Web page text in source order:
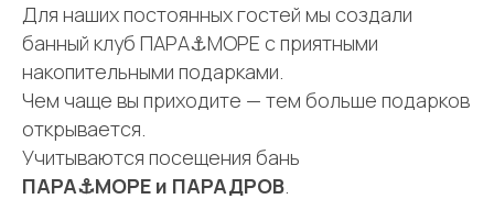
Для наших постоянных гостей мы создали
банный клуб ПАРА⚓МОРЕ с приятными
накопительными подарками.
Чем чаще вы приходите — тем больше подарков
открывается.
Учитываются посещения бань
ПАРА⚓МОРЕ и ПАРАДРОВ.